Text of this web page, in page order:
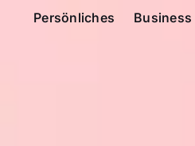
Persönliches Business